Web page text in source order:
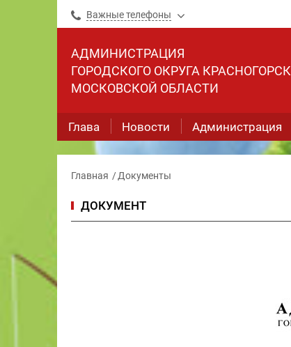
Важные телефоны
АДМИНИСТРАЦИЯ
ГОРОДСКОГО ОКРУГА КРАСНОГОРСК
МОСКОВСКОЙ ОБЛАСТИ
Глава Новости Администрация
Главная Документы
ДОКУМЕНТ